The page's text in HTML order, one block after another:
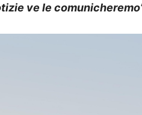
ve le